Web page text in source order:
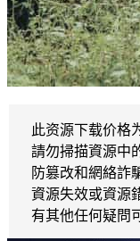
此资源下载价格
請勿掃描資源中
防篡改和網絡詐
資源失效或資源
有其他任何疑問